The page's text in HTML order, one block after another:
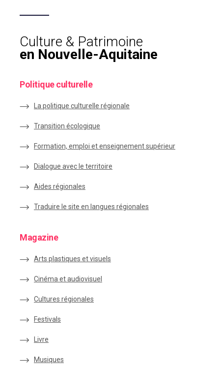
Culture & Patrimoine
en Nouvelle-Aquitaine
Politique culturelle
La politique culturelle régionale
Transition écologique
Formation, emploi et enseignement supérieur
Dialogue avec le territoire
Aides régionales
Traduire le site en langues régionales
Magazine
Arts plastiques et visuels
Cinéma et audiovisuel
Cultures régionales
Festivals
Livre
Musiques